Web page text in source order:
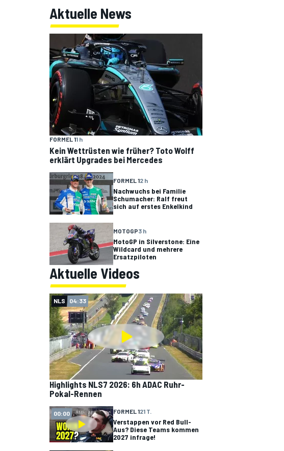
Aktuelle News
FORMEL 11 h
Kein Wettrüsten wie früher? Toto Wolff
erklärt Upgrades bei Mercedes
FORMEL 12 h
Nachwuchs bei Familie
Schumacher: Ralf freut
sich auf erstes Enkelkind
MOTOGP3 h
MotoGP in Silverstone: Eine
Wildcard und mehrere
Ersatzpiloten
Aktuelle Videos
NLS 04:33
Highlights NLS7 2026: 6h ADAC Ruhr-
Pokal-Rennen
00:00 FORMEL 121 T.
Verstappen vor Red Bull-
Aus? Diese Teams kommen
2027 infrage!